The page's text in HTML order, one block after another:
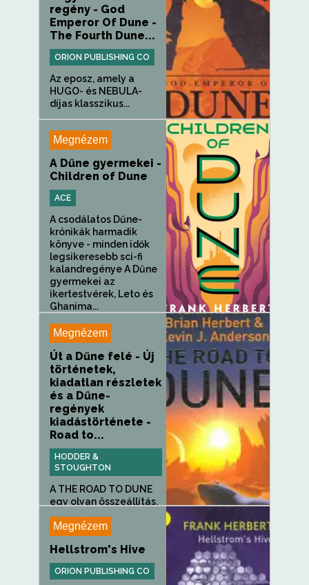
regény - God
Emperor Of Dune -
The Fourth Dune...
ORION PUBLISHING CO
Az eposz, amely a
HUGO- és NEBULA-
díjas klasszikus...
Megnézem
A Dűne gyermekei -
Children of Dune
ACE
A csodálatos Dűne-
krónikák harmadik
könyve - minden idők
legsikeresebb sci-fi
kalandregénye A Dűne
gyermekei az
ikertestvérek, Leto és
Ghanima...
Megnézem
Út a Dűne felé - Új
történetek,
kiadatlan részletek
és a Dűne-
regények
kiadástörténete -
Road to...
HODDER &
STOUGHTON
A THE ROAD TO DUNE
egy olyan összeállítás,
Megnézem
Hellstrom's Hive
ORION PUBLISHING CO